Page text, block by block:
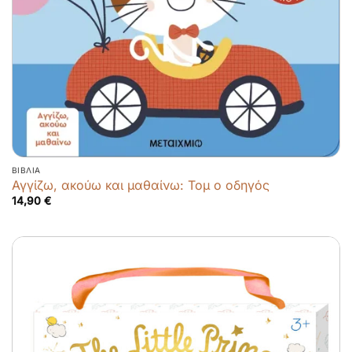
ΒΙΒΛΊΑ
Αγγίζω, ακούω και μαθαίνω: Τομ ο οδηγός
14,90 €